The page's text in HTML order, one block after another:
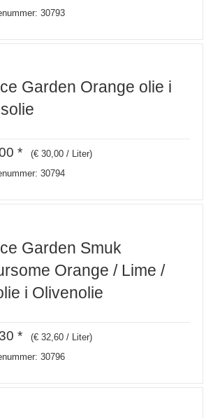
30793
Garden Orange olie i
* (€ 30,00 / Liter)
30794
Garden Smuk
Orange / Lime /
i Olivenolie
* (€ 32,60 / Liter)
30796